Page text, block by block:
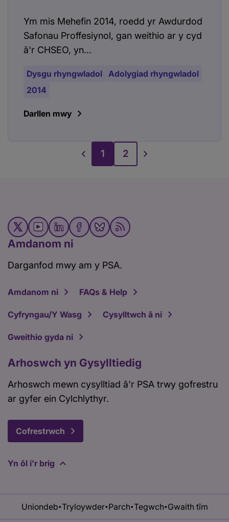
Ym mis Mehefin 2014, roedd yr Awdurdod
Safonau Proffesiynol, gan weithio ar y cyd
â'r CHSEO, yn...
Dysgu rhyngwladol Adolygiad rhyngwladol
2014
Darllen mwy
1 2
Amdanom ni
Darganfod mwy am y PSA.
Amdanom ni FAQs & Help
Cyfryngau/Y Wasg Cysylltwch â ni
Gweithio gyda ni
Arhoswch yn Gysylltiedig
Arhoswch mewn cysylltiad â'r PSA trwy gofrestru
ar gyfer ein Cylchlythyr.
Cofrestrwch
Yn ôl i'r brig
Uniondeb•Tryloywder• Parch•Tegwch• Gwaith tîm